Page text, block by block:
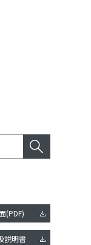
(PDF)
説明書